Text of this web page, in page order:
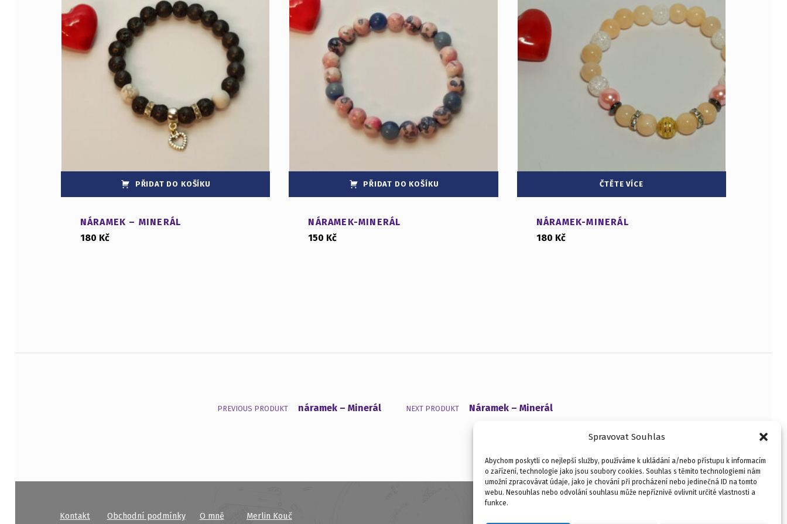
Spravovat Souhlas
Abychom poskytli co nejlepší služby, používáme k ukládání a/nebo přístupu k informacím
o zařízení, technologie jako jsou soubory cookies. Souhlas s těmito technologiemi nám
umožní zpracovávat údaje, jako je chování při procházení nebo jedinečná ID na tomto
webu. Nesouhlas nebo odvolání souhlasu může nepříznivě ovlivnit určité vlastnosti a
funkce.
PŘIDAT DO KOŠÍKU
NÁRAMEK – MINERÁL
180 Kč
PŘIDAT DO KOŠÍKU
NÁRAMEK-MINERÁL
150 Kč
ČTĚTE VÍCE
NÁRAMEK-MINERÁL
180 Kč
Navigace pro příspěvek
PREVIOUS PRODUKT náramek – Minerál NEXT PRODUKT Náramek – Minerál
Kontakt Obchodní podmínky O mně Merlin Kouč
Copyright © 2026